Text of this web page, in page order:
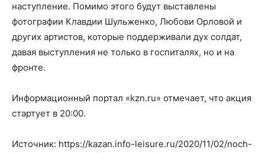
наступление. Помимо этого будут выставлены
фотографии Клавдии Шульженко, Любови Орловой и
других артистов, которые поддерживали дух солдат,
давая выступления не только в госпиталях, но и на
фронте.
Информационный портал «kzn.ru» отмечает, что акция
стартует в 20:00.
Источник: https://kazan.info-leisure.ru/2020/11/02/noch-